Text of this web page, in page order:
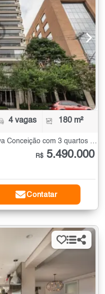
4 vagas 180 m²
Apartamento à Venda na Vila Nova Conceição com 3 quartos - 180 m²
R$ 5.490.000
Contatar